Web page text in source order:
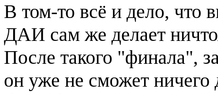
В том-то всё и дело, что
ДАИ сам же делает
После такого "финала",
он уже не сможет ничего